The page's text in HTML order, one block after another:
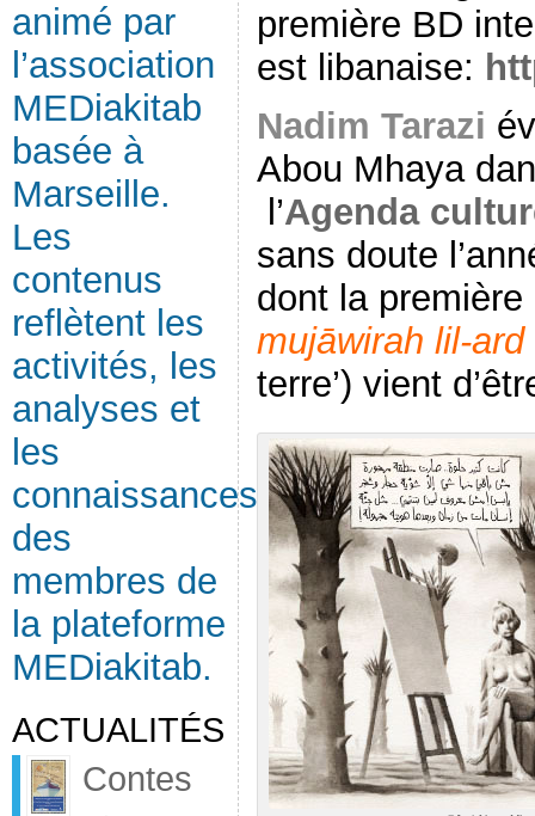
animé par
l’association
MEDiakitab
basée à
Marseille.
Les
contenus
reflètent les
activités, les
analyses et
les
connaissances
des
membres de
la plateforme
MEDiakitab.
ACTUALITÉS
Contes
première BD
est libanaise:
Nadim Tarazi
Abou Mhaya
l’Agenda
sans doute
dont la
mujāwirah lil-ard
terre’) vient